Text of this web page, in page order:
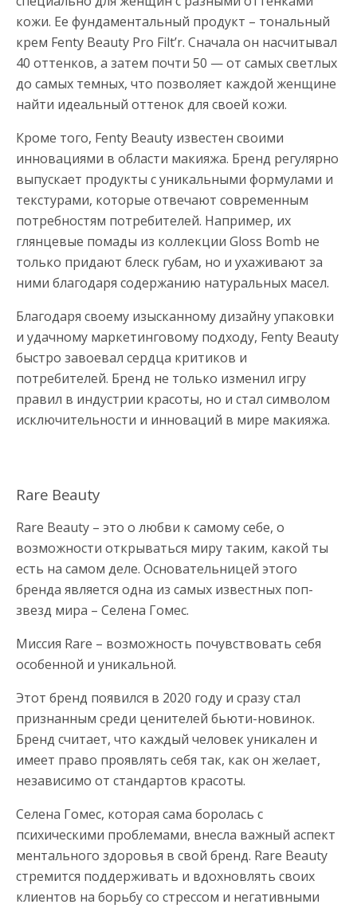
кожи. Ее фундаментальный продукт – тональный
крем Fenty Beauty Pro Filt’r. Сначала он насчитывал
40 оттенков, а затем почти 50 — от самых светлых
до самых темных, что позволяет каждой женщине
найти идеальный оттенок для своей кожи.
Кроме того, Fenty Beauty известен своими
инновациями в области макияжа. Бренд регулярно
выпускает продукты с уникальными формулами и
текстурами, которые отвечают современным
потребностям потребителей. Например, их
глянцевые помады из коллекции Gloss Bomb не
только придают блеск губам, но и ухаживают за
ними благодаря содержанию натуральных масел.
Благодаря своему изысканному дизайну упаковки
и удачному маркетинговому подходу, Fenty Beauty
быстро завоевал сердца критиков и
потребителей. Бренд не только изменил игру
правил в индустрии красоты, но и стал символом
исключительности и инноваций в мире макияжа.
Rare Beauty
Rare Beauty – это о любви к самому себе, о
возможности открываться миру таким, какой ты
есть на самом деле. Основательницей этого
бренда является одна из самых известных поп-
звезд мира – Селена Гомес.
Миссия Rare – возможность почувствовать себя
особенной и уникальной.
Этот бренд появился в 2020 году и сразу стал
признанным среди ценителей бьюти-новинок.
Бренд считает, что каждый человек уникален и
имеет право проявлять себя так, как он желает,
независимо от стандартов красоты.
Селена Гомес, которая сама боролась с
психическими проблемами, внесла важный аспект
ментального здоровья в свой бренд. Rare Beauty
стремится поддерживать и вдохновлять своих
клиентов на борьбу со стрессом и негативными